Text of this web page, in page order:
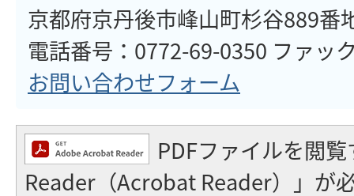
京都府京丹後市峰山町杉谷889番
電話番号：0772-69-0350 ファッ
お問い合わせフォーム
PDFファイルを閲
Reader（Acrobat Reader）」が